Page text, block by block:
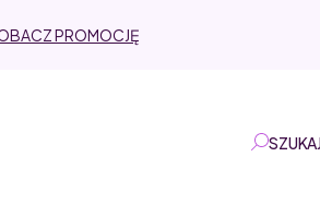
PROMOCJĘ
SZUKAJ